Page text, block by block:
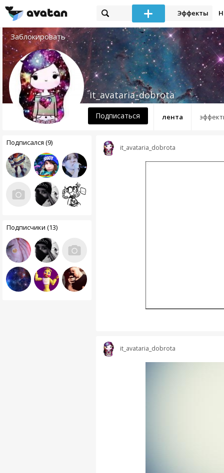
Эффекты
Заблокировать
лента
it_avataria_dobrota
Подписаться
Подписался (9)
Подписчики (13)
it_avataria_dobrota
it_avataria_dobrota